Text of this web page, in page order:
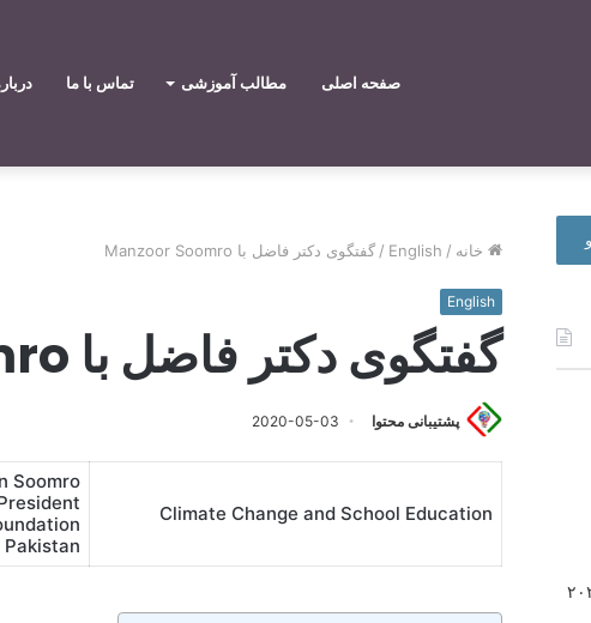
صفحه اصلی مطالب آموزشی تماس با ما
خانه /
English
/ گفتگوی دکتر فاضل با Manzoor Soomro
English
گفتگوی دکتر فاضل با Manzoor Soomro
پشتیبانی محتوا 2020-05-03
Climate Change and School Education
Soomro
Pakistan